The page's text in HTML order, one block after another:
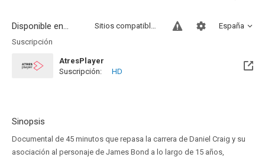
Disponible en... España
Sitios compatibles
Suscripción
AtresPlayer
Suscripción:
HD
Sinopsis
Documental de 45 minutos que repasa la carrera de Daniel Craig y su
asociación al personaje de James Bond a lo largo de 15 años,